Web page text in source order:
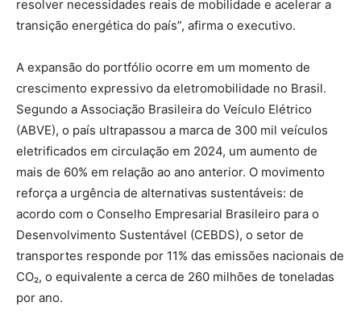
resolver necessidades reais de mobilidade e acelerar a
transição energética do país”, afirma o executivo.
A expansão do portfólio ocorre em um momento de
crescimento expressivo da eletromobilidade no Brasil.
Segundo a Associação Brasileira do Veículo Elétrico
(ABVE), o país ultrapassou a marca de 300 mil veículos
eletrificados em circulação em 2024, um aumento de
mais de 60% em relação ao ano anterior. O movimento
reforça a urgência de alternativas sustentáveis: de
acordo com o Conselho Empresarial Brasileiro para o
Desenvolvimento Sustentável (CEBDS), o setor de
transportes responde por 11% das emissões nacionais de
CO₂, o equivalente a cerca de 260 milhões de toneladas
por ano.